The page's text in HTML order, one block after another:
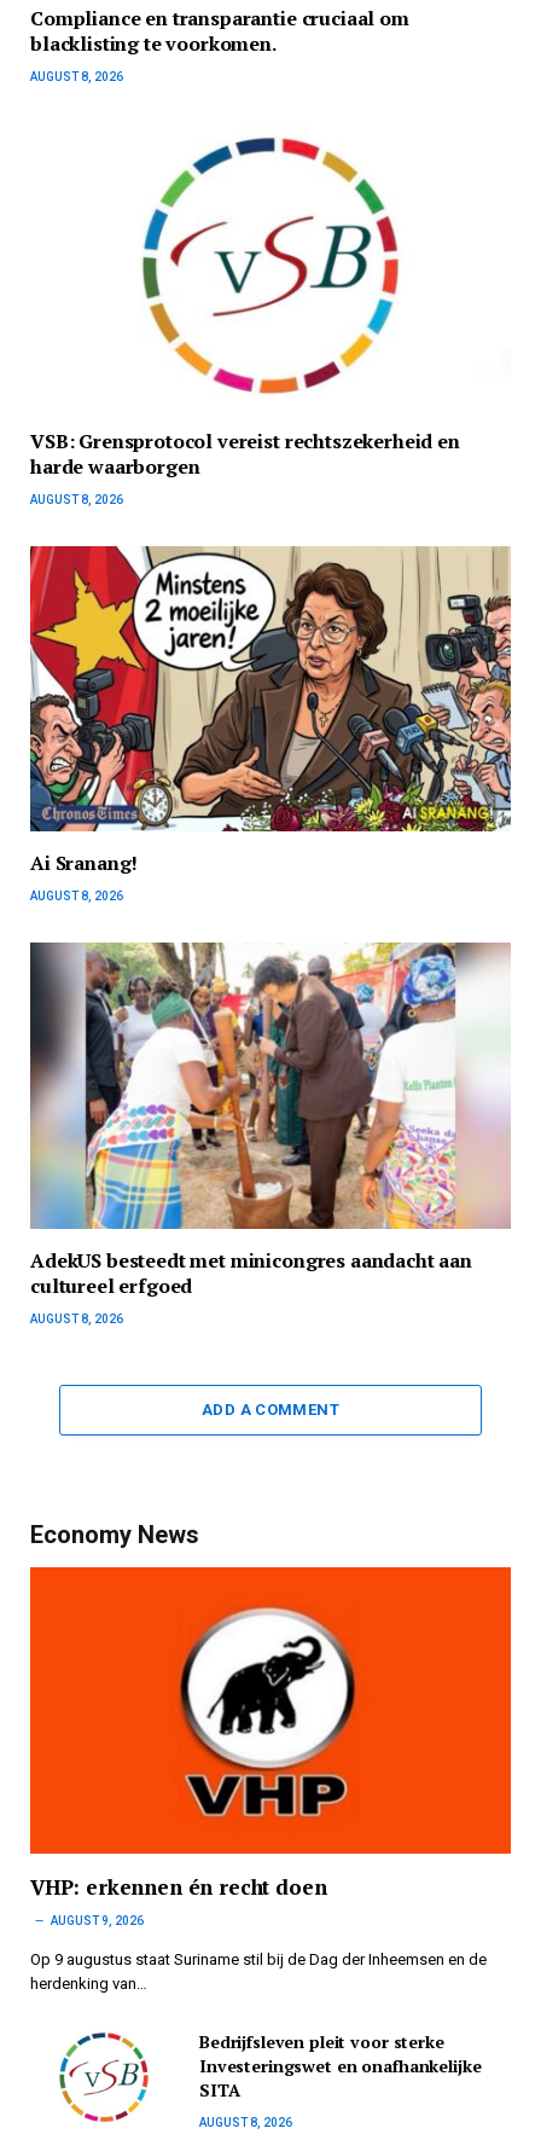
Compliance en transparantie cruciaal om
blacklisting te voorkomen.
AUGUST 8, 2026
VSB: Grensprotocol vereist rechtszekerheid en
harde waarborgen
AUGUST 8, 2026
Ai Sranang!
AUGUST 8, 2026
AdekUS besteedt met minicongres aandacht aan
cultureel erfgoed
AUGUST 8, 2026
ADD A COMMENT
Economy News
VHP: erkennen én recht doen
AUGUST 9, 2026
Op 9 augustus staat Suriname stil bij de Dag der Inheemsen en de
herdenking van…
Bedrijfsleven pleit voor sterke
Investeringswet en onafhankelijke
SITA
AUGUST 8, 2026